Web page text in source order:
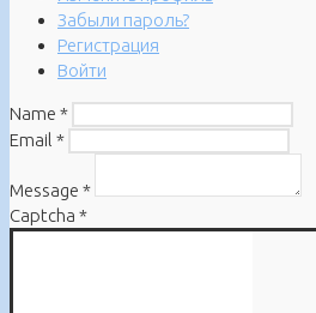
Забыли пароль?
Регистрация
Войти
Name *
Email *
Message *
Captcha *